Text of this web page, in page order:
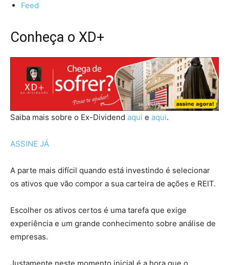
Feed
Conheça o XD+
Saiba mais sobre o Ex-Dividend aqui e aqui.
ASSINE JÁ
A parte mais difícil quando está investindo é selecionar
os ativos que vão compor a sua carteira de ações e REIT.
Escolher os ativos certos é uma tarefa que exige
experiência e um grande conhecimento sobre análise de
empresas.